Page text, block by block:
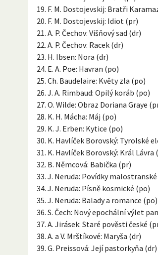
F. M. Dostojevskij: Bratři
F. M. Dostojevskij: Idiot (pr)
A. P. Čechov: Višňový sad (dr)
A. P. Čechov: Racek (dr)
H. Ibsen: Nora (dr)
E. A. Poe: Havran (po)
Ch. Baudelaire: Květy zla (po)
J. A. Rimbaud: Opilý koráb (po)
O. Wilde: Obraz Doriana Graye
K. H. Mácha: Máj (po)
K. J. Erben: Kytice (po)
K. Havlíček Borovský: Tyrolské
K. Havlíček Borovský: Král Lávra
B. Němcová: Babička (pr)
J. Neruda: Povídky
J. Neruda: Písně kosmické (po)
J. Neruda: Balady a romance (po)
S. Čech: Nový epochální výlet
A. Jirásek: Staré pověsti české
A. a V. Mrštíkové: Maryša (dr)
G. Preissová: Její pastorkyňa (dr)